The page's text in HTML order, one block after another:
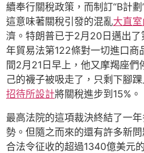
續奉行關稅政策，而制訂“B計
這意味著關稅引發的混亂大直
濟。特朗普已于2月20日邁出
年貿易法第122條對一切進口商
間2月21日早上，他又摩羯座們
己的襪子被吸走了，只剩下腳
招待所設計將關稅進步到15%。
最高法院的這項裁決終結了一
勢。但隨之而來的還有許多新
合法令征收的超過1340億美元